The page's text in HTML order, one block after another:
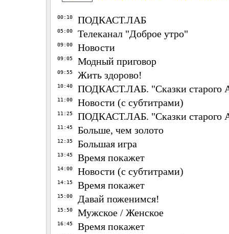
00:10 ПОДКАСТ.ЛАБ
05:00 Телеканал "Доброе утро"
09:00 Новости
09:05 Модный приговор
09:55 Жить здорово!
10:40 ПОДКАСТ.ЛАБ. "Сказки старого
11:00 Новости (с субтитрами)
11:25 ПОДКАСТ.ЛАБ. "Сказки старого
11:45 Больше, чем золото
12:35 Большая игра
13:45 Время покажет
14:00 Новости (с субтитрами)
14:15 Время покажет
15:00 Давай поженимся!
15:50 Мужское / Женское
16:45 Время покажет